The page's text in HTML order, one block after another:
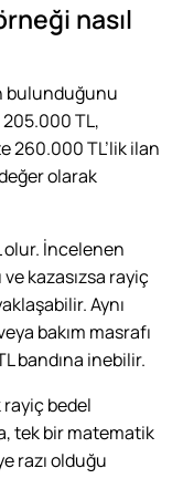
nasıl
bulunduğunu
TL,
260.000 TL’lik ilan
olarak
olur. İncelenen
kazasızsa rayiç
Aynı
bakım masrafı
bandına inebilir.
bedel
tek bir matematik
razı olduğu